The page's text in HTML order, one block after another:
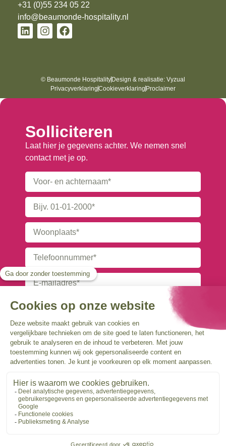
+31 (0)55 234 05 22
info@beaumonde-hospitality.nl
© Beaumonde Hospitality Design & realisatie: Vyzual
PrivacyverklaringCookieverklaring Proclaimer
Solliciteren
Laat hier je gegevens achter. We nemen snel
contact met je op.
Upload je CV als pdf (max. 5 mb)